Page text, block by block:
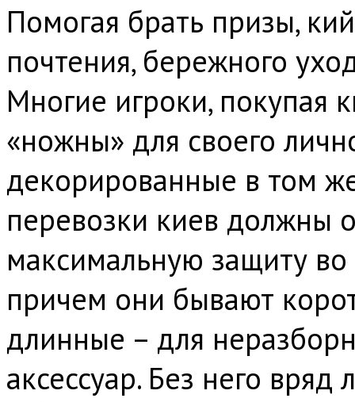
Помогая брать призы,
почтения, бережного
Многие игроки, покупая
«ножны» для своего
декорированные в том
перевозки киев должны
максимальную защиту
причем они бывают
длинные – для
аксессуар. Без него